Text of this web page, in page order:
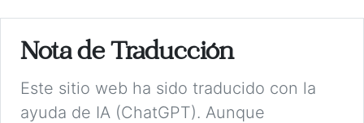
Nota de Traducción
Este sitio web ha sido traducido con la
ayuda de IA (ChatGPT). Aunque